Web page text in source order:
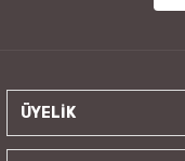
ÜYELİK